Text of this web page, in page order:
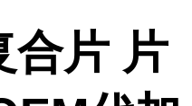
合片 片